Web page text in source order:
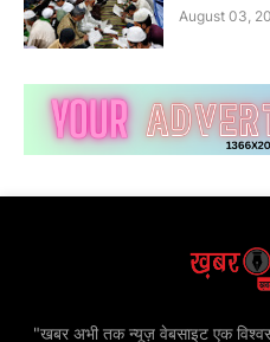
August 03,
"खबर अभी तक न्यूज़ वेबसाइट एक